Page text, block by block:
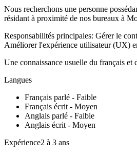
Nous recherchons une personne
résidant à proximité de nos bureaux à
Responsabilités principales: Gérer le
Améliorer l'expérience utilisateur (UX)
Une connaissance usuelle du français
Langues
Français parlé - Faible
Français écrit - Moyen
Anglais parlé - Faible
Anglais écrit - Moyen
Expérience2 à 3 ans